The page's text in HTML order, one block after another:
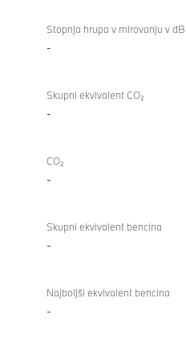
Stopnja hrupa v mirovanju v
-
Skupni ekvivalent CO₂
-
CO₂
-
Skupni ekvivalent bencina
-
Najboljši ekvivalent bencina
-